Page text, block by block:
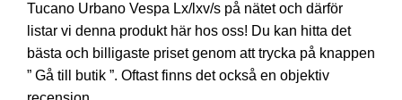
Tucano Urbano Vespa Lx/lxv/s på nätet och därför
listar vi denna produkt här hos oss! Du kan hitta det
bästa och billigaste priset genom att trycka på knappen
” Gå till butik ”. Oftast finns det också en objektiv